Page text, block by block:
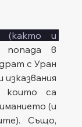
(както и
попада в
с Уран
които са
(и
Също,